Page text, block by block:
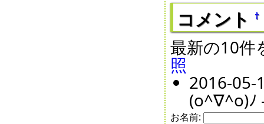
コメント †
最新の10
照
2016-05-
(o^∇^o)ﾉ
お名前: